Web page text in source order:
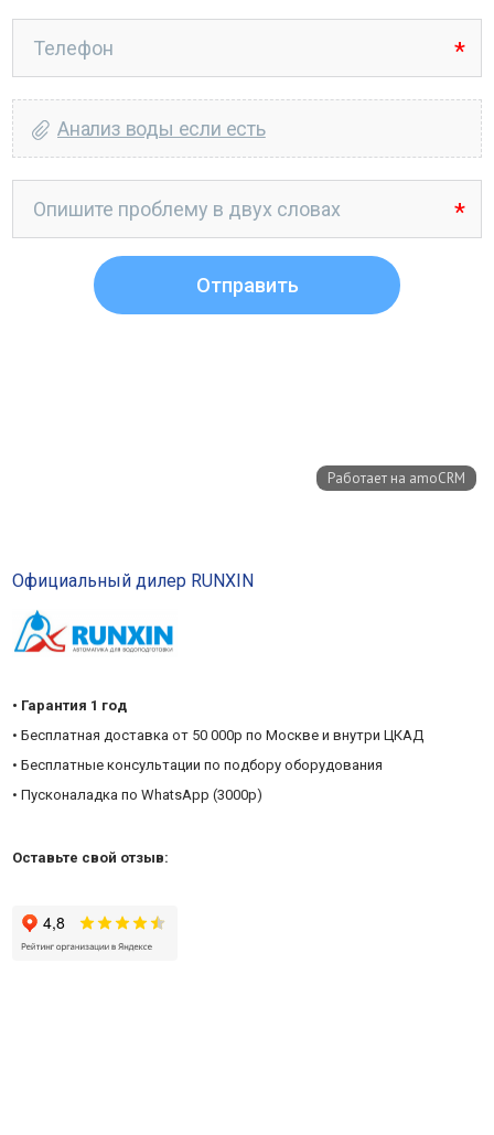
Официальный дилер RUNXIN
• Гарантия 1 год
• Бесплатная доставка от 50 000р по Москве и внутри ЦКАД
• Бесплатные консультации по подбору оборудования
• Пусконаладка по WhatsApp (3000р)
Оставьте свой отзыв: